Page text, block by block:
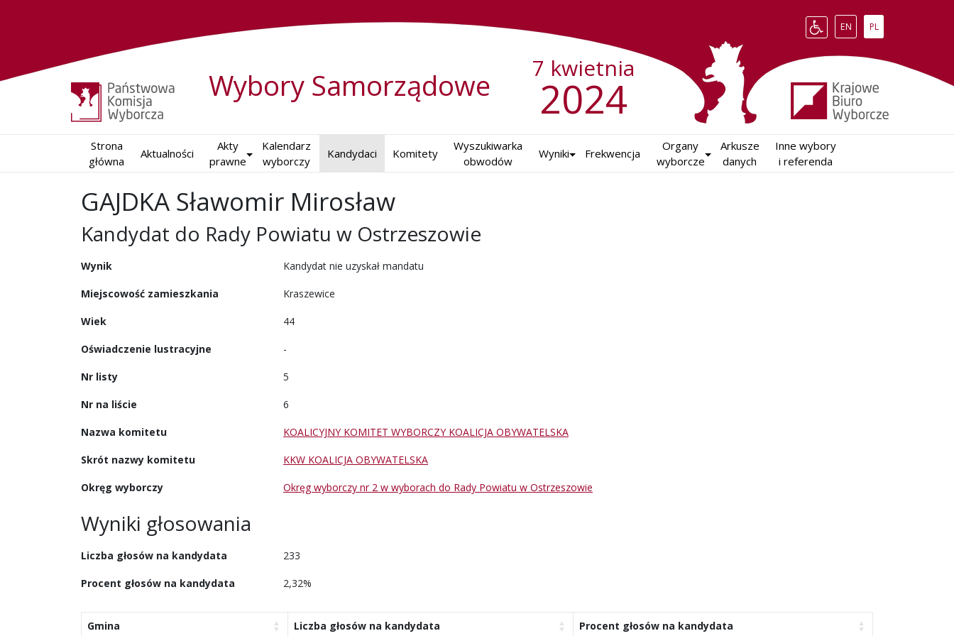
Change language to English
EN Zmień język na
PL
Wybory Samorządowe 2024
7 kwietnia
Strona
główna
Aktualności
Akty
prawne
Kalendarz
wyborczy
Kandydaci Komitety
Wyszukiwarka
obwodów
Wyniki Frekwencja
Organy
wyborcze
Arkusze
danych
Inne wybory
i referenda
GAJDKA Sławomir Mirosław
Kandydat do Rady Powiatu w Ostrzeszowie
w wyborach samorządowych w 2024 r.
Wynik Kandydat nie uzyskał mandatu
Miejscowość zamieszkania Kraszewice
Wiek 44
Oświadczenie lustracyjne -
Nr listy 5
Nr na liście 6
Nazwa komitetu KOALICYJNY KOMITET WYBORCZY KOALICJA OBYWATELSKA
Skrót nazwy komitetu KKW KOALICJA OBYWATELSKA
Okręg wyborczy Okręg wyborczy nr 2 w wyborach do Rady Powiatu w Ostrzeszowie
Wyniki głosowania
Liczba głosów na kandydata 233
Procent głosów na kandydata 2,32%
Gmina Liczba głosów na kandydata Procent głosów na kandydata